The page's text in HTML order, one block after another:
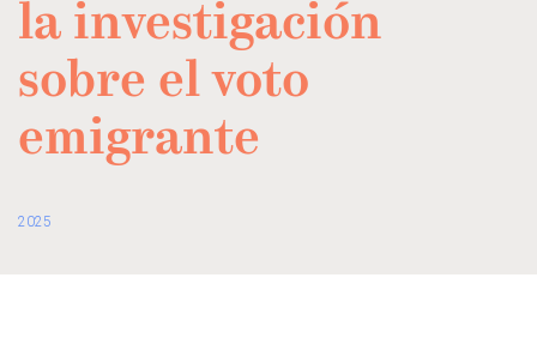
la investigación
sobre el voto
emigrante
2025